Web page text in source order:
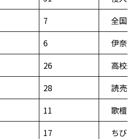
7
全国
6
伊奈
26
高校
28
読売
11
歌檀
17
ちび